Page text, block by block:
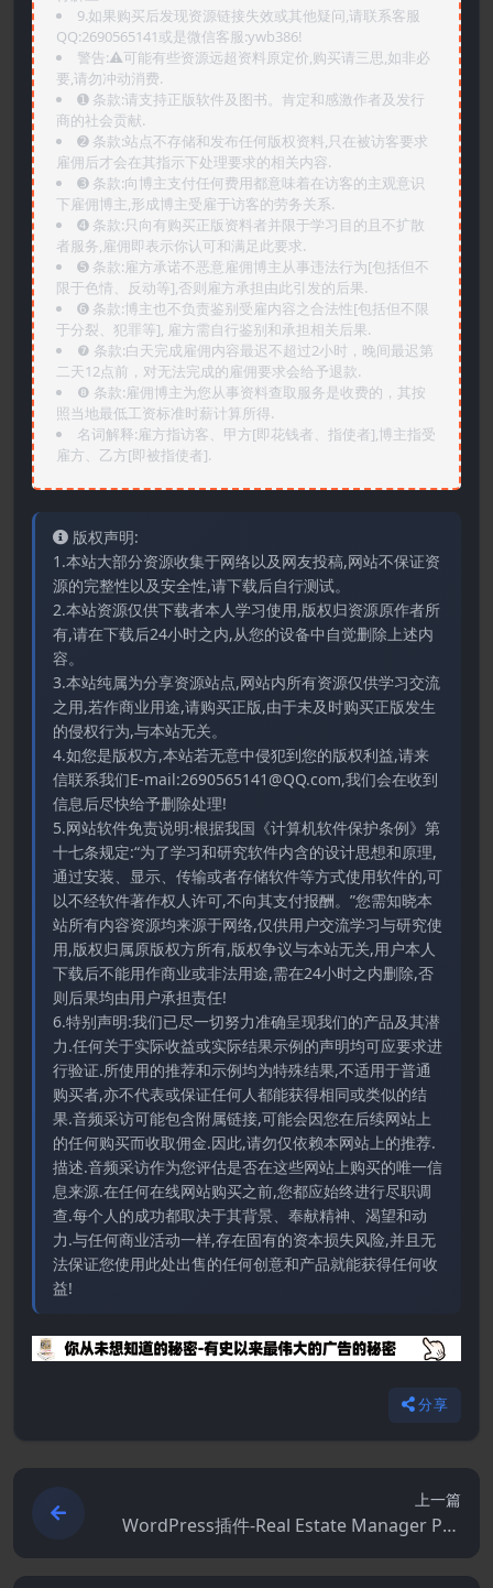
9.如果购买后发现资源链接失效或其他疑问,请联系客服
QQ:2690565141或是微信客服:ywb386!
警告:⚠️可能有些资源远超资料原定价,购买请三思,如非必
要,请勿冲动消费.
➊️ 条款:请支持正版软件及图书。肯定和感激作者及发行
商的社会贡献.
➋️ 条款:站点不存储和发布任何版权资料,只在被访客要求
雇佣后才会在其指示下处理要求的相关内容.
➌️ 条款:向博主支付任何费用都意味着在访客的主观意识
下雇佣博主,形成博主受雇于访客的劳务关系.
➍️ 条款:只向有购买正版资料者并限于学习目的且不扩散
者服务,雇佣即表示你认可和满足此要求.
➎ 条款:雇方承诺不恶意雇佣博主从事违法行为[包括但不
限于色情、反动等],否则雇方承担由此引发的后果.
➏️ 条款:博主也不负责鉴别受雇内容之合法性[包括但不限
于分裂、犯罪等], 雇方需自行鉴别和承担相关后果.
❼ 条款:白天完成雇佣内容最迟不超过2小时，晚间最迟第
二天12点前，对无法完成的雇佣要求会给予退款.
❽ 条款:雇佣博主为您从事资料查取服务是收费的，其按
照当地最低工资标准时薪计算所得.
名词解释:雇方指访客、甲方[即花钱者、指使者],博主指受
雇方、乙方[即被指使者].
版权声明:
1.本站大部分资源收集于网络以及网友投稿,网站不保证资
源的完整性以及安全性,请下载后自行测试。
2.本站资源仅供下载者本人学习使用,版权归资源原作者所
有,请在下载后24小时之内,从您的设备中自觉删除上述内
容。
3.本站纯属为分享资源站点,网站内所有资源仅供学习交流
之用,若作商业用途,请购买正版,由于未及时购买正版发生
的侵权行为,与本站无关。
4.如您是版权方,本站若无意中侵犯到您的版权利益,请来
信联系我们E-mail:2690565141@QQ.com,我们会在收到
信息后尽快给予删除处理!
5.网站软件免责说明:根据我国《计算机软件保护条例》第
十七条规定:“为了学习和研究软件内含的设计思想和原理,
通过安装、显示、传输或者存储软件等方式使用软件的,可
以不经软件著作权人许可,不向其支付报酬。”您需知晓本
站所有内容资源均来源于网络,仅供用户交流学习与研究使
用,版权归属原版权方所有,版权争议与本站无关,用户本人
下载后不能用作商业或非法用途,需在24小时之内删除,否
则后果均由用户承担责任!
6.特别声明:我们已尽一切努力准确呈现我们的产品及其潜
力.任何关于实际收益或实际结果示例的声明均可应要求进
行验证.所使用的推荐和示例均为特殊结果,不适用于普通
购买者,亦不代表或保证任何人都能获得相同或类似的结
果.音频采访可能包含附属链接,可能会因您在后续网站上
的任何购买而收取佣金.因此,请勿仅依赖本网站上的推荐.
描述.音频采访作为您评估是否在这些网站上购买的唯一信
息来源.在任何在线网站购买之前,您都应始终进行尽职调
查.每个人的成功都取决于其背景、奉献精神、渴望和动
力.与任何商业活动一样,存在固有的资本损失风险,并且无
法保证您使用此处出售的任何创意和产品就能获得任何收
益!
分享
上一篇
WordPress插件-Real Estate Manager Pro
12.8.7